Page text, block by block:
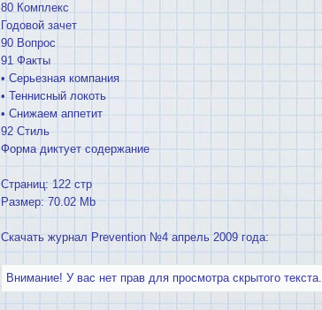
80 Комплекс
Годовой зачет
90 Вопрос
91 Факты
• Серьезная компания
• Теннисный локоть
• Снижаем аппетит
92 Стиль
Форма диктует содержание
Страниц: 122 стр
Размер: 70.02 Mb
Скачать журнал Prevention №4 апрель 2009 года:
Внимание! У вас нет прав для просмотра скрытого текста.